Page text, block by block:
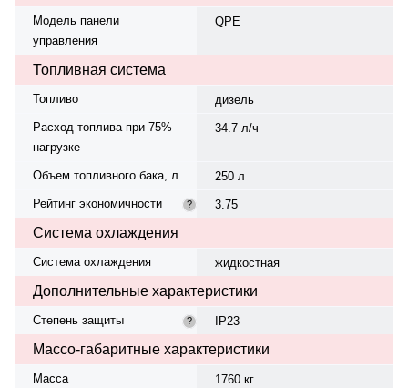
Модель панели
управления
QPE
Топливная система
Топливо
дизель
Расход топлива при 75%
нагрузке
34.7 л/ч
Объем топливного бака, л
250 л
Рейтинг экономичности
? 3.75
Система охлаждения
Система охлаждения жидкостная
Дополнительные характеристики
Степень защиты ? IP23
Массо-габаритные характеристики
Масса
1760 кг